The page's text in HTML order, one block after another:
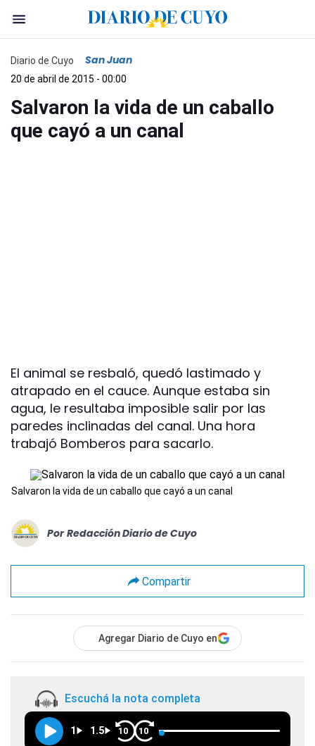
Diario de Cuyo San Juan
20 de abril de 2015 - 00:00
Salvaron la vida de un caballo
que cayó a un canal
El animal se resbaló, quedó lastimado y
atrapado en el cauce. Aunque estaba sin
agua, le resultaba imposible salir por las
paredes inclinadas del canal. Una hora
trabajó Bomberos para sacarlo.
Salvaron la vida de un caballo que cayó a un canal
Por Redacción Diario de Cuyo
Compartir
Agregar Diario de Cuyo en
Escuchá la nota completa
1 1.5 10 10